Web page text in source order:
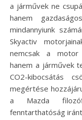
a járművek ne
hanem
mindannyiunk
Skyactiv
nemcsak a motor
hanem a járművek
CO2-kibocsátás
megértése
a Mazda
fenntarthatóság